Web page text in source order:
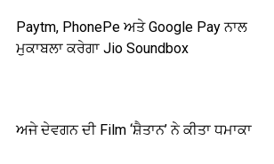
Paytm, PhonePe ਅਤੇ Google Pay ਨਾਲ
ਮੁਕਾਬਲਾ ਕਰੇਗਾ Jio Soundbox
ਅਜੇ ਦੇਵਗਨ ਦੀ Film ‘ਸ਼ੈਤਾਨ’ ਨੇ ਕੀਤਾ ਧਮਾਕਾ